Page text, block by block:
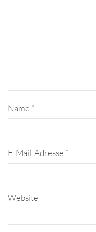
Name *
E-Mail-Adresse *
Website